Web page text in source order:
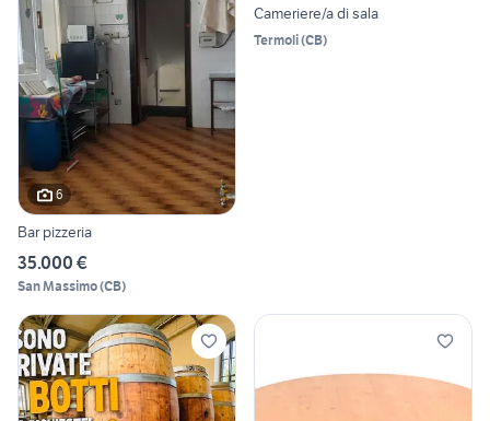
6
Bar pizzeria
35.000 €
San Massimo(CB)
Cameriere/a di sala
Termoli(CB)